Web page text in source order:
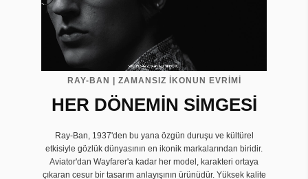
RAY-BAN | ZAMANSIZ İKONUN EVRIMI
HER DÖNEMİN SİMGESİ
Ray-Ban, 1937'den bu yana özgün duruşu ve kültürel
etkisiyle gözlük dünyasının en ikonik markalarından biridir.
Aviator'dan Wayfarer'a kadar her model, karakteri ortaya
çıkaran cesur bir tasarım anlayışının ürünüdür. Yüksek kalite